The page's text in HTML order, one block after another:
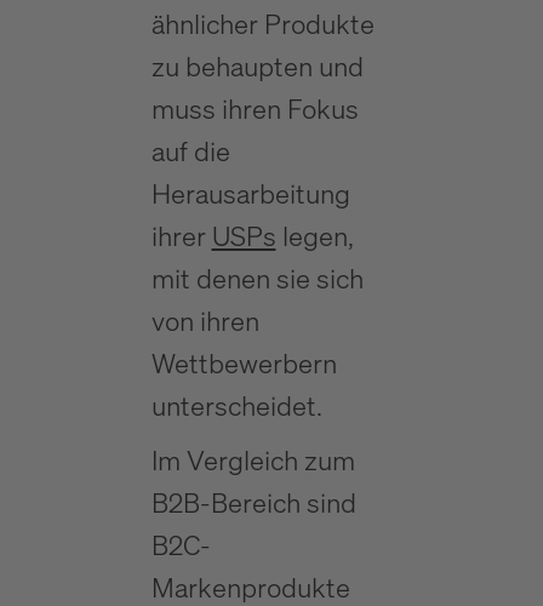
ähnlicher Produkte
zu behaupten und
muss ihren Fokus
auf die
Herausarbeitung
ihrer USPs legen,
mit denen sie sich
von ihren
Wettbewerbern
unterscheidet.
Im Vergleich zum
B2B-Bereich sind
B2C-
Markenprodukte